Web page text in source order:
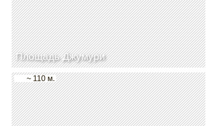
Площадь Джумури
~ 110 м.